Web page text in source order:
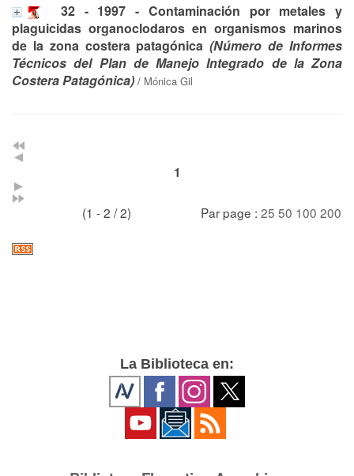
32 - 1997 - Contaminación por metales y
plaguicidas organoclodaros en organismos marinos
de la zona costera patagónica (Número de Informes
Técnicos del Plan de Manejo Integrado de la Zona
Costera Patagónica) / Mónica Gil
1
(1 - 2 / 2) Par page : 25 50 100 200
La Biblioteca en: